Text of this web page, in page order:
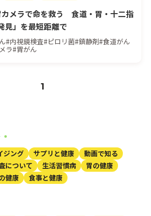
カメラで命を救う 食道・胃・十二指
見」を最短距離で
#内視鏡検査#ピロリ菌#鎮静剤#食道がん
ラ#胃がん
1
ジング サプリと健康
動画で知る
について 生活習慣病
胃の健康
健康 食事と健康